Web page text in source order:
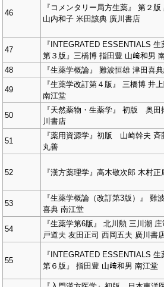
46
『コメンタリー局方生薬』 第２版
山内和子 米田該典 廣川書店
47
『INTEGRATED ESSENTIALS 生
第３版』三橋博 指田豊 山﨑和男
48
『生薬学概論』 難波恒雄 津田喜
49
『生薬学改訂第４版』 三橋博 井
南江堂
50
『天然薬物・生薬学』 初版 奥田
川書店
51
『薬用資源学』初版 山崎幹夫
丸善
52 『漢方薬理学』高木敬次郎 木村正
53
『生薬学概論（改訂第3版）』 難
喜典 南江堂
54
『生薬学第6版』 北川勲 三川潮
戸道夫 友田正司 西岡五夫 廣川書
55
『INTEGRATED ESSENTIALS 生
第６版』 指田豊 山﨑和男 南江堂